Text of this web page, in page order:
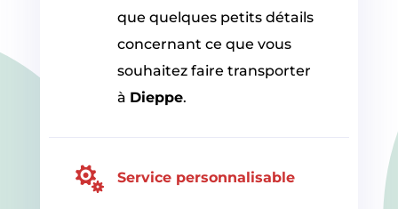
que quelques petits détails
concernant ce que vous
souhaitez faire transporter
à Dieppe.
 Service personnalisable